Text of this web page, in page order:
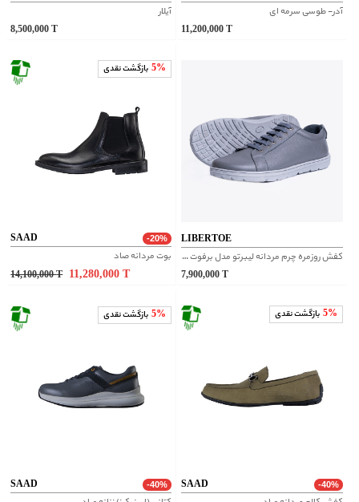
آیلار
8,500,000
آدر- طوسی سرمه ای
11,200,000
5% بازگشت نقدی
SAAD -20%
بوت مردانه صاد
14,100,000 T 11,280,000
LIBERTOE
کفش روزمره چرم مردانه لیبرتو مدل برفوت فیبولا
7,900,000
5% بازگشت نقدی
SAAD -40%
5% بازگشت نقدی
SAAD -40%